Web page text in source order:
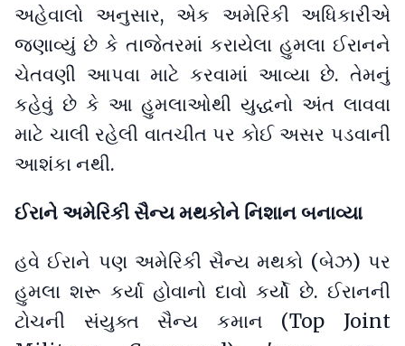
અહેવાલો અનુસાર, એક અમેરિકી અધિકારીએ
જણાવ્યું છે કે તાજેતરમાં કરાયેલા હુમલા ઈરાનને
ચેતવણી આપવા માટે કરવામાં આવ્યા છે. તેમનું
કહેવું છે કે આ હુમલાઓથી યુદ્ધનો અંત લાવવા
માટે ચાલી રહેલી વાતચીત પર કોઈ અસર પડવાની
આશંકા નથી.
ઈરાને અમેરિકી સૈન્ય મથકોને નિશાન બનાવ્યા
હવે ઈરાને પણ અમેરિકી સૈન્ય મથકો (બેઝ) પર
હુમલા શરૂ કર્યા હોવાનો દાવો કર્યો છે. ઈરાનની
ટોચની સંયુક્ત સૈન્ય કમાન (Top Joint